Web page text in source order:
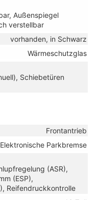
Außenspiegel
verstellbar
vorhanden, in Schwarz
Wärmeschutzglas
Schiebetüren
Frontantrieb
Elektronische Parkbremse
(ASR),
(ESP),
Reifendruckkontrolle